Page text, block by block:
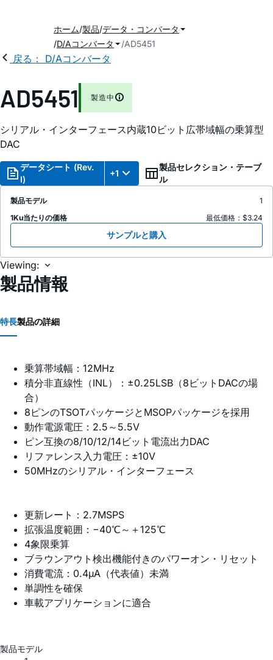
ホーム 製品 データ・コンバータ
D/Aコンバータ
AD5451
戻る： D/Aコンバータ
AD5451 製造中
シリアル・インターフェース内蔵10ビット広帯域幅の乗算型
DAC
データシート (Rev.
I)
+1
製品セレクション・テーブ
ル
製品モデル
1
1Ku当たりの価格
最低価格：$3.24
サンプルと購入
Viewing:
製品情報
特長製品の詳細
乗算帯域幅：12MHz
積分非直線性（INL）：±0.25LSB（8ビットDACの場
合）
8ピンのTSOTパッケージとMSOPパッケージを採用
動作電源電圧：2.5～5.5V
ピン互換の8/10/12/14ビット電流出力DAC
リファレンス入力電圧：±10V
50MHzのシリアル・インターフェース
更新レート：2.7MSPS
拡張温度範囲：−40℃～＋125℃
4象限乗算
ブラウンアウト検出機能付きのパワーオン・リセット
消費電流：0.4µA（代表値）未満
単調性を確保
車載アプリケーションに適合
製品モデル